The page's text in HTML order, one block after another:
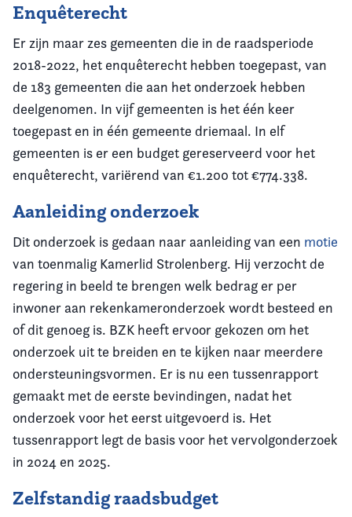
Enquêterecht
Er zijn maar zes gemeenten die in de raadsperiode
2018-2022, het enquêterecht hebben toegepast, van
de 183 gemeenten die aan het onderzoek hebben
deelgenomen. In vijf gemeenten is het één keer
toegepast en in één gemeente driemaal. In elf
gemeenten is er een budget gereserveerd voor het
enquêterecht, variërend van €1.200 tot €774.338.
Aanleiding onderzoek
Dit onderzoek is gedaan naar aanleiding van een motie
van toenmalig Kamerlid Strolenberg. Hij verzocht de
regering in beeld te brengen welk bedrag er per
inwoner aan rekenkameronderzoek wordt besteed en
of dit genoeg is. BZK heeft ervoor gekozen om het
onderzoek uit te breiden en te kijken naar meerdere
ondersteuningsvormen. Er is nu een tussenrapport
gemaakt met de eerste bevindingen, nadat het
onderzoek voor het eerst uitgevoerd is. Het
tussenrapport legt de basis voor het vervolgonderzoek
in 2024 en 2025.
Zelfstandig raadsbudget